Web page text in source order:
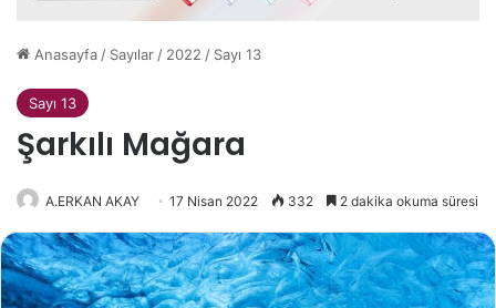
Anasayfa / Sayılar / 2022 / Sayı 13
Sayı 13
Şarkılı Mağara
A.ERKAN AKAY 17 Nisan 2022 332 2 dakika okuma süresi